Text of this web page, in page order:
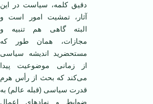
دقیق کلمه، سیاست در این
آثار، تمشیت امور است و
البته گاهی هم تنبیه و
مجازات،‌‌ همان طور که
مستحضرید اندیشه سیاسی
از زمانی موضوعیت پیدا
می‌کند که بحث از رأس هرم
قدرت سیاسی (قبله عالم) به
ضوابط و نهادهای اعمال